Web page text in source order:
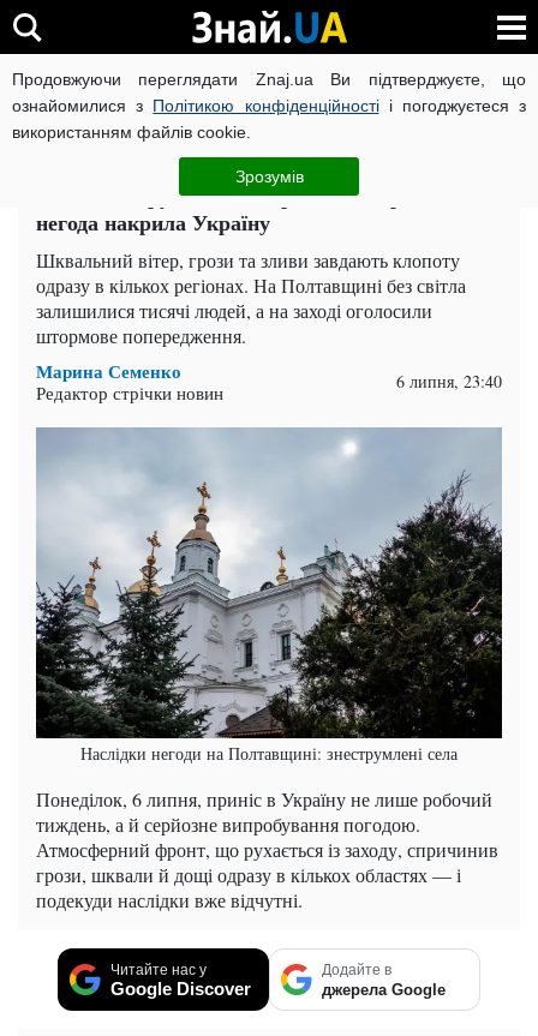
Продовжуючи переглядати Znaj.ua Ви підтверджуєте, що
ознайомилися з Політикою конфіденційностіі погоджуєтеся з
використанням файлів cookie.
Зрозумів
ВІЙНА РОСІЇ ПРОТИ УКРАЇНИ КОРОНАВІРУС В УКРАЇНІ
ЧИТАТЬ НА РУССКОМ
27 сіл знеструмлено, штормове попередження:
негода накрила Україну
Шквальний вітер, грози та зливи завдають клопоту
одразу в кількох регіонах. На Полтавщині без світла
залишилися тисячі людей, а на заході оголосили
штормове попередження.
Марина Семенко
Редактор стрічки новин 6 липня, 23:40
Наслідки негоди на Полтавщині: знеструмлені села
Понеділок, 6 липня, приніс в Україну не лише робочий
тиждень, а й серйозне випробування погодою.
Атмосферний фронт, що рухається із заходу, спричинив
грози, шквали й дощі одразу в кількох областях — і
подекуди наслідки вже відчутні.
Читайте нас у
Google Discover
Додайте в
джерела Google